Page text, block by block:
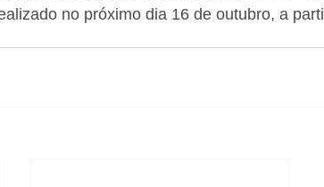
no próximo dia 16 de outubro, a